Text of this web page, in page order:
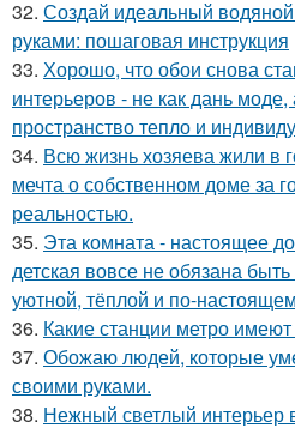
32. Создай идеальный
руками: пошаговая инструкция
33. Хорошо, что обои снова
интерьеров - не как дань моде,
пространство тепло и
34. Всю жизнь хозяева жили в
мечта о собственном доме за
реальностью.
35. Эта комната - настоящее
детская вовсе не обязана
уютной, тёплой и по-
36. Какие станции метро
37. Обожаю людей, которые
своими руками.
38. Нежный светлый интерьер